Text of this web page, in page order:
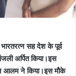
सह देश के पूर्व
अर्पित किया।इस
आलम ने किया।इस मौके